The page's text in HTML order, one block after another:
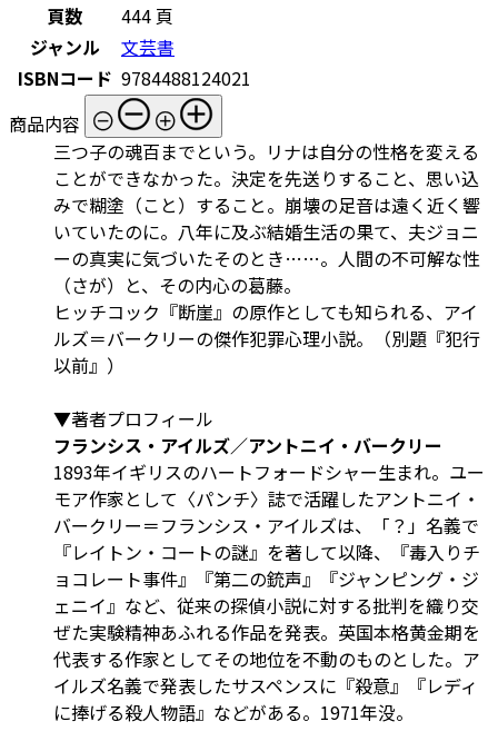
頁数
444 頁
ジャンル
文芸書
ISBNコード 9784488124021
商品内容
三つ子の魂百までという。リナは自分の性格を変える
ことができなかった。決定を先送りすること、思い込
みで糊塗（こと）すること。崩壊の足音は遠く近く響
いていたのに。八年に及ぶ結婚生活の果て、夫ジョニ
ーの真実に気づいたそのとき……。人間の不可解な性
（さが）と、その内心の葛藤。
ヒッチコック『断崖』の原作としても知られる、アイ
ルズ＝バークリーの傑作犯罪心理小説。（別題『犯行
以前』）
▼著者プロフィール
フランシス・アイルズ／アントニイ・バークリー
1893年イギリスのハートフォードシャー生まれ。ユー
モア作家として〈パンチ〉誌で活躍したアントニイ・
バークリー＝フランシス・アイルズは、「？」名義で
『レイトン・コートの謎』を著して以降、『毒入りチ
ョコレート事件』『第二の銃声』『ジャンピング・ジ
ェニイ』など、従来の探偵小説に対する批判を織り交
ぜた実験精神あふれる作品を発表。英国本格黄金期を
代表する作家としてその地位を不動のものとした。ア
イルズ名義で発表したサスペンスに『殺意』『レディ
に捧げる殺人物語』などがある。1971年没。